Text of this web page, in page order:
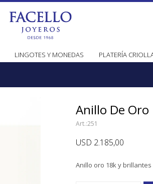
LINGOTES Y MONEDAS PLATERÍA
Anillo De
251
USD 2.185,00
Anillo oro 18k y brillantes